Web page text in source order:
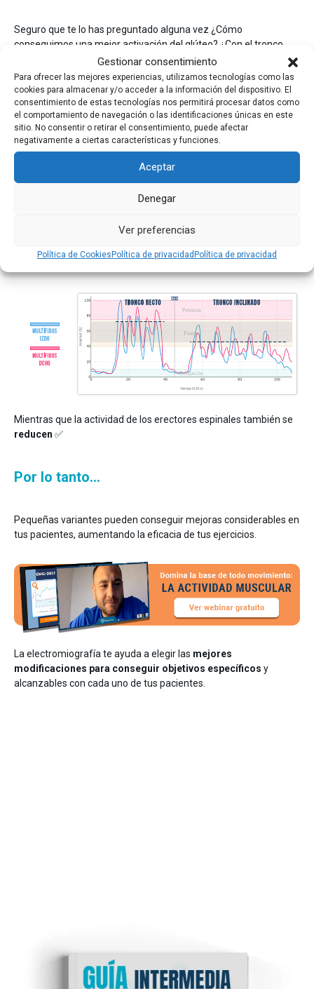
Gestionar consentimiento
Para ofrecer las mejores experiencias, utilizamos tecnologías como las
cookies para almacenar y/o acceder a la información del dispositivo. El
consentimiento de estas tecnologías nos permitirá procesar datos como
el comportamiento de navegación o las identificaciones únicas en este
sitio. No consentir o retirar el consentimiento, puede afectar
negativamente a ciertas características y funciones.
Aceptar
Denegar
Ver preferencias
Política de CookiesPolítica de privacidadPolítica de privacidad
Seguro que te lo has preguntado alguna vez ¿Cómo
conseguimos una mejor activación del glúteo? ¿Con el tronco
Pues bien, lo hemos medido con nuestro compañero y mira el
resultado.
Consigue aumentar casi un20% su activacióncon esta
Mientras que la actividad de los erectores espinales también se
reducen ✅
Por lo tanto…
Pequeñas variantes pueden conseguir mejoras considerables en
tus pacientes, aumentando la eficacia de tus ejercicios.
La electromiografía te ayuda a elegir las mejores
modificaciones para conseguir objetivos específicos y
alcanzables con cada uno de tus pacientes.